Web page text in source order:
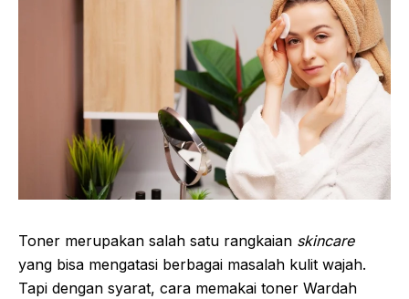
Toner merupakan salah satu rangkaian skincare
yang bisa mengatasi berbagai masalah kulit wajah.
Tapi dengan syarat, cara memakai toner Wardah